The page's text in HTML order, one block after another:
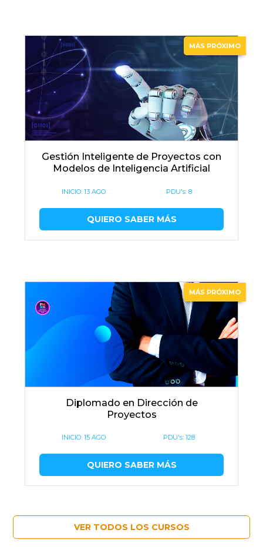
MÁS PRÓXIMO
Gestión Inteligente de Proyectos con
Modelos de Inteligencia Artificial
INICIO:13 AGO PDU's: 8
QUIERO SABER MÁS
MÁS PRÓXIMO
Diplomado en Dirección de
Proyectos
INICIO:15 AGO PDU's: 128
QUIERO SABER MÁS
VER TODOS LOS CURSOS